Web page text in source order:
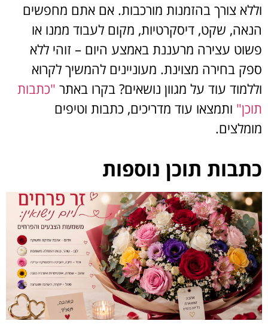
וללא צורך בהזמנות מורכבות. אם אתם מחפשים
הנאה, שקט, דיסקרטיות, מקום לעבוד ממנו או
פשוט עצירה מרעננת באמצע היום – זוהי ללא
ספק בחירה מצוינת. מעוניינים להמשיך לקרוא
וללמוד עוד על מגוון נושאים? בקרו באתר "כתבות
תוכן" ותמצאו עוד מדריכים, כתבות וטיפים
מומלצים.
כתבות תוכן נוספות